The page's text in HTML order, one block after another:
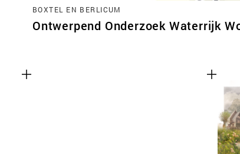
BOXTEL EN BERLICUM
Ontwerpend Onderzoek Waterrijk